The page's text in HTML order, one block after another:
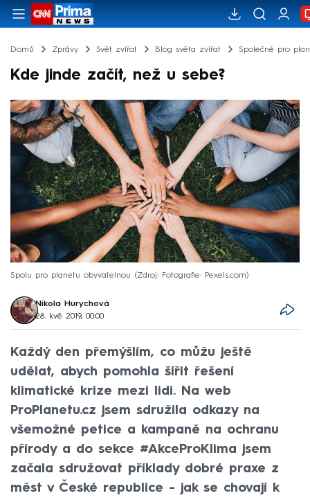
Domů Zprávy Svět zvířat Blog světa zvířat Společně pro
Kde jinde začít, než u sebe?
Spolu pro planetu obyvatelnou Zdroj: Fotografie: Pexels.com
Nikola Hurychová
28. kvě 2019, 00:00
Každý den přemýšlím, co můžu ještě
udělat, abych pomohla šířit řešení
klimatické krize mezi lidi. Na web
ProPlanetu.cz jsem sdružila odkazy na
všemožné petice a kampaně na ochranu
přírody a do sekce #AkceProKlima jsem
začala sdružovat příklady dobré praxe z
měst v České republice - jak se chovají k